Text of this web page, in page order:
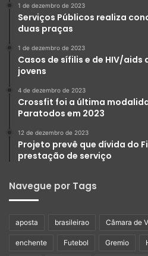
1 de dezembro de 2023
Serviços Públicos realiza
duas praças
1 de dezembro de 2023
Casos de sífilis e de HIV/
jovens
4 de dezembro de 2023
Crossfit foi a última
Paratodos em 2023
12 de dezembro de 2023
Projeto prevê que dívida do
prestação de serviço
Navegue por Tags
aposta brasileirao Câmara de
enchente Futebol Gremio